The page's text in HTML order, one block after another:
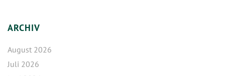
ARCHIV
August 2026
Juli 2026